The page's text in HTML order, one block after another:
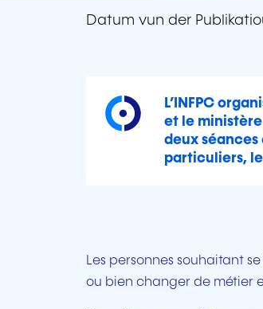
Datum vun der
L’INFPC
et le ministère
deux séances
particuliers,
Les personnes souhaitant
ou bien changer de métier